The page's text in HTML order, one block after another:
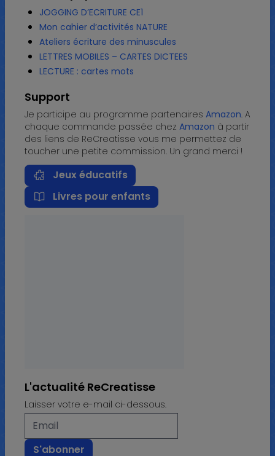
JOGGING D’ECRITURE CE1
Mon cahier d’activités NATURE
Ateliers écriture des minuscules
LETTRES MOBILES – CARTES DICTEES
LECTURE : cartes mots
Support
Je participe au programme partenaires Amazon. A
chaque commande passée chez Amazon à partir
des liens de ReCreatisse vous me permettez de
toucher une petite commission. Un grand merci !
Jeux éducatifs
Livres pour enfants
L'actualité ReCreatisse
Laisser votre e-mail ci-dessous.